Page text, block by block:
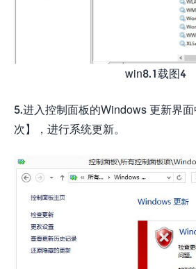
win8.1载图4
5.进入控制面板的Windows 更新界
次】，进行系统更新。